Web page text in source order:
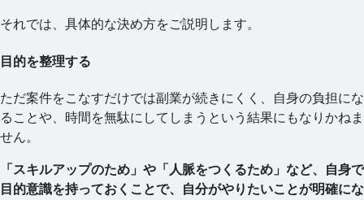
それでは、具体的な決め方をご説明します。
目的を整理する
ただ案件をこなすだけでは副業が続きにくく、自身の負担にな
ることや、時間を無駄にしてしまうという結果にもなりかねま
せん。
「スキルアップのため」や「人脈をつくるため」など、自身で
目的意識を持っておくことで、自分がやりたいことが明確にな